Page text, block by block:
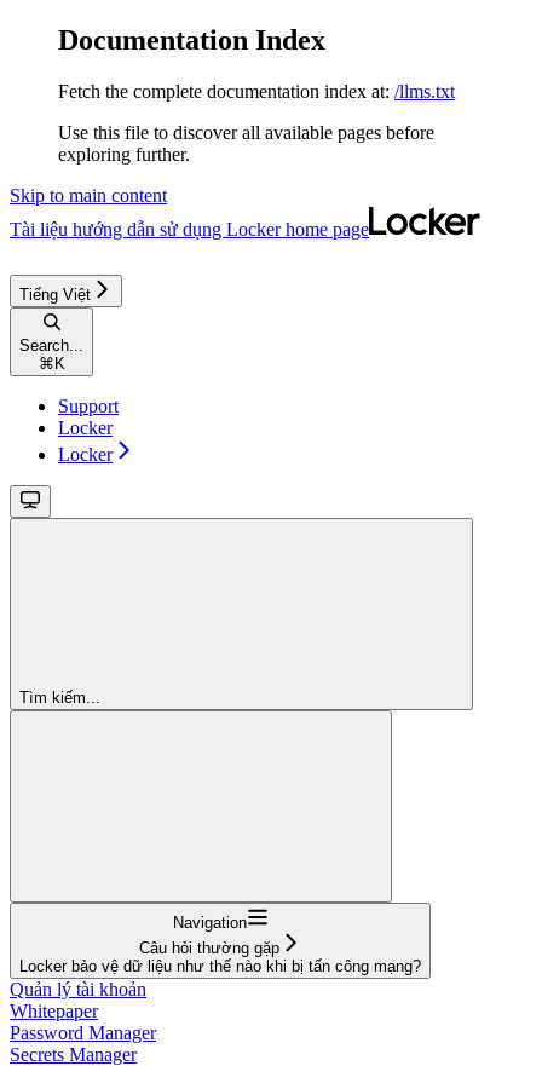
Documentation Index
Fetch the complete documentation index at: /llms.txt
Use this file to discover all available pages before
exploring further.
Skip to main content
Tài liệu hướng dẫn sử dụng Lockerhome page
Tiếng Việt
Search...
⌘ K
Support
Locker
Locker
Tìm kiếm...
Navigation
Câu hỏi thường gặp
Locker bảo vệ dữ liệu như thế nào khi bị tấn công mạng?
Quản lý tài khoản
Whitepaper
Password Manager
Secrets Manager